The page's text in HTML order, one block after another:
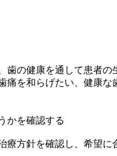
の健康を通して患者の
を和らげたい、健康
かを確認する
方針を確認し、希望に